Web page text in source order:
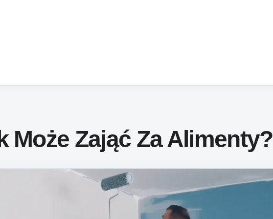
Może Zająć Za Alimenty?